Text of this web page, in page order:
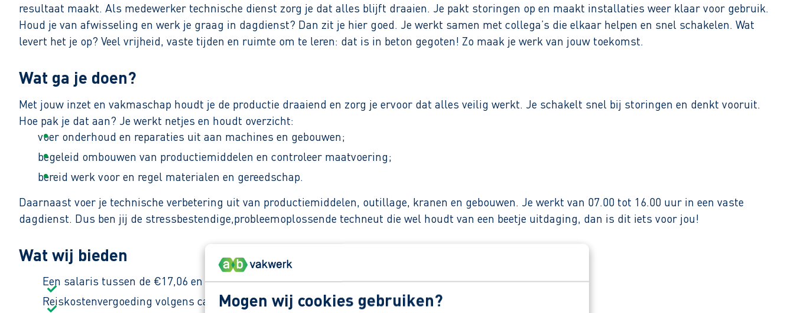
Mogen wij cookies gebruiken?
resultaat maakt. Als medewerker technische dienst zorg je dat alles blijft draaien. Je pakt storingen op en maakt installaties weer klaar voor gebruik.
Houd je van afwisseling en werk je graag in dagdienst? Dan zit je hier goed. Je werkt samen met collega’s die elkaar helpen en snel schakelen. Wat
levert het je op? Veel vrijheid, vaste tijden en ruimte om te leren: dat is in beton gegoten! Zo maak je werk van jouw toekomst.
Wat ga je doen?
Met jouw inzet en vakmaschap houdt je de productie draaiend en zorg je ervoor dat alles veilig werkt. Je schakelt snel bij storingen en denkt vooruit.
Hoe pak je dat aan? Je werkt netjes en houdt overzicht:
voer onderhoud en reparaties uit aan machines en gebouwen;
begeleid ombouwen van productiemiddelen en controleer maatvoering;
bereid werk voor en regel materialen en gereedschap.
Daarnaast voer je technische verbetering uit van productiemiddelen, outillage, kranen en gebouwen. Je werkt van 07.00 tot 16.00 uur in een vaste
dagdienst. Dus ben jij de stressbestendige,probleemoplossende techneut die wel houdt van een beetje uitdaging, dan is dit iets voor jou!
Wat wij bieden
Een salaris tussen de €17,06 en €18,47 bruto per uur.
Reiskostenvergoeding volgens cao betonindustrie € 0,23 per km.